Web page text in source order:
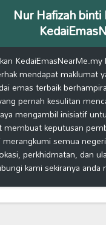
Nur Hafizah
mendapat maklumat
emas terbaik
pernah kesulitan
mengambil inisiatif
membuat keputusan
semua
perkhidmatan, dan
kami sekiranya